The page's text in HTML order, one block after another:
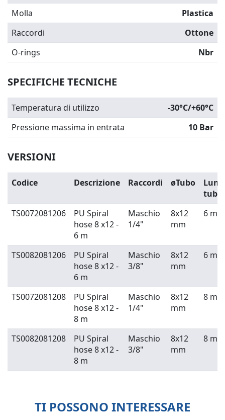
Molla
Plastica
Raccordi
Ottone
O-rings
Nbr
SPECIFICHE TECNICHE
Temperatura di utilizzo
-30°C/+60°C
Pressione massima in entrata
10 Bar
VERSIONI
Codice Descrizione Raccordi øTubo
tubo
TS0072081206
PU Spiral
hose 8 x12 -
6 m
Maschio
1/4"
8x12
mm
6 m
TS0082081206
PU Spiral
hose 8 x12 -
6 m
Maschio
3/8"
8x12
mm
6 m
TS0072081208
PU Spiral
hose 8 x12 -
8 m
Maschio
1/4"
8x12
mm
8 m
TS0082081208
PU Spiral
hose 8 x12 -
8 m
Maschio
3/8"
8x12
mm
8 m
TI POSSONO INTERESSARE